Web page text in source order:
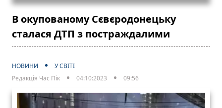
В окупованому Сєвєродонецьку
сталася ДТП з постраждалими
НОВИНИ
У СВІТІ
Редакція Час Пік
04:10:2023 09:56